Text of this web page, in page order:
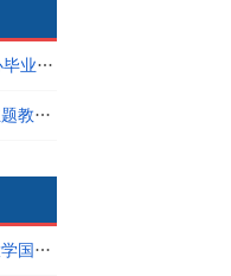
光电工程学院光机系92级校友回校举办毕业三十周年团聚活动
保卫处携手蓝天救援队开展防灾减灾主题教育培训活动
南京大学副校长索文斌一行到访重庆大学国家卓越工程师学院